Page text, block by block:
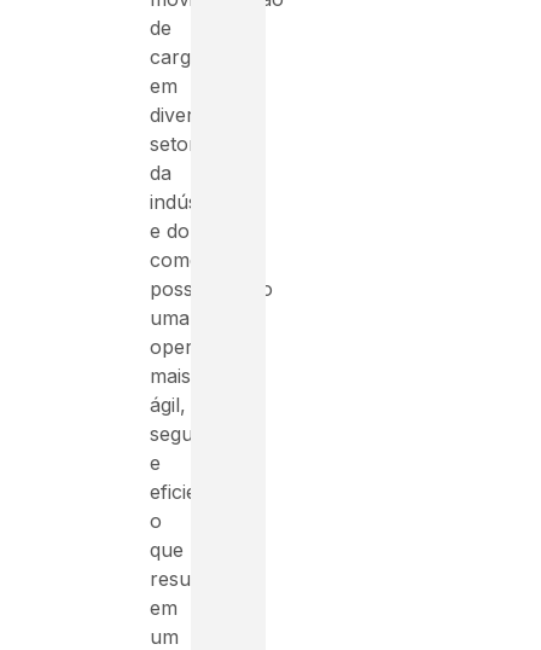
de
cargas
em
diversos
setores
da
indústria
e do
comércio,
possibilitando
uma
operação
mais
ágil,
segura
e
eficiente,
o
que
resulta
em
um